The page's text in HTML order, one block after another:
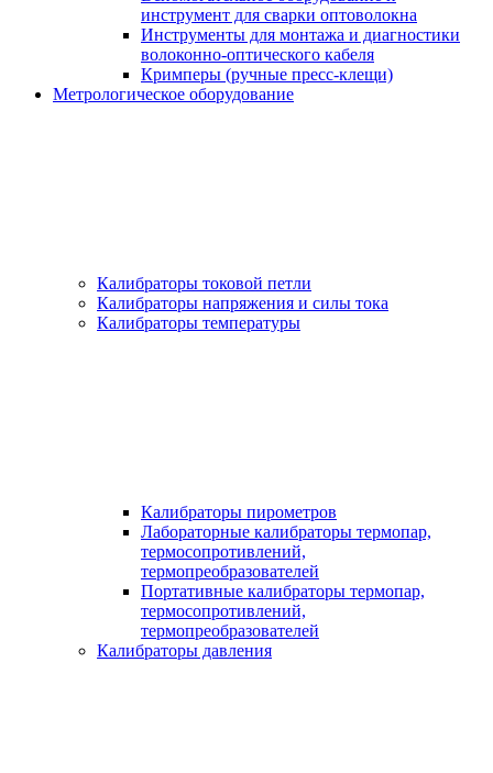
инструмент для сварки оптоволокна
Инструменты для монтажа и диагностики
волоконно-оптического кабеля
Кримперы (ручные пресс-клещи)
Метрологическое оборудование
Калибраторы токовой петли
Калибраторы напряжения и силы тока
Калибраторы температуры
Калибраторы пирометров
Лабораторные калибраторы термопар,
термосопротивлений,
термопреобразователей
Портативные калибраторы термопар,
термосопротивлений,
термопреобразователей
Калибраторы давления